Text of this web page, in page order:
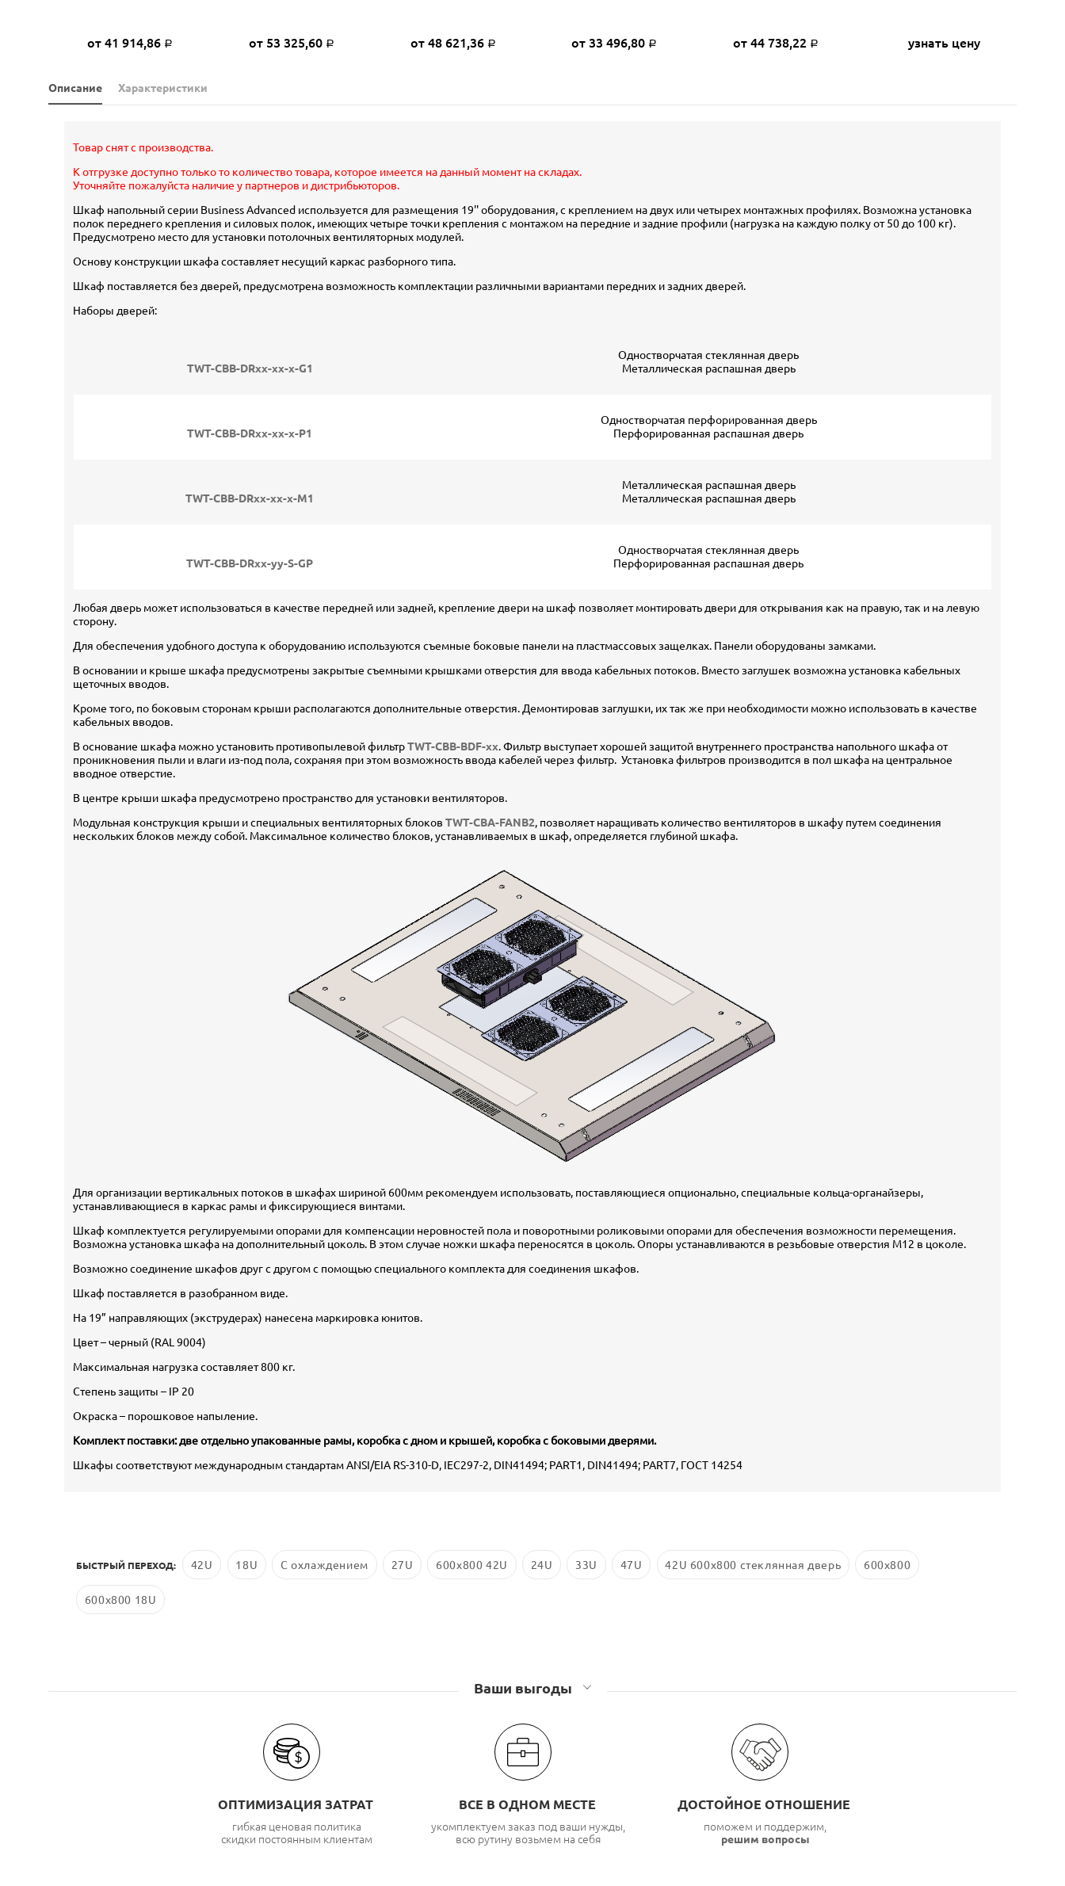
от 41 914,86 Р от 53 325,60 Р от 48 621,36 Р от 33 496,80 Р от 44 738,22 Р узнать цену
Описание Характеристики
Товар снят с производства.
К отгрузке доступно только то количество товара, которое имеется на данный момент на складах.
Уточняйте пожалуйста наличие у партнеров и дистрибьюторов.
Шкаф напольный серии Business Advanced используется для размещения 19'' оборудования, с креплением на двух или четырех монтажных профилях. Возможна установка
полок переднего крепления и силовых полок, имеющих четыре точки крепления с монтажом на передние и задние профили (нагрузка на каждую полку от 50 до 100 кг).
Предусмотрено место для установки потолочных вентиляторных модулей.
Основу конструкции шкафа составляет несущий каркас разборного типа.
Шкаф поставляется без дверей, предусмотрена возможность комплектации различными вариантами передних и задних дверей.
Наборы дверей:
TWT-CBB-DRxx-xx-x-G1
Одностворчатая стеклянная дверь
Металлическая распашная дверь
TWT-CBB-DRxx-xx-x-P1
Одностворчатая перфорированная дверь
Перфорированная распашная дверь
TWT-CBB-DRxx-xx-x-M1
Металлическая распашная дверь
Металлическая распашная дверь
TWT-CBB-DRxx-yy-S-GP
Одностворчатая стеклянная дверь
Перфорированная распашная дверь
Любая дверь может использоваться в качестве передней или задней, крепление двери на шкаф позволяет монтировать двери для открывания как на правую, так и на левую
сторону.
Для обеспечения удобного доступа к оборудованию используются съемные боковые панели на пластмассовых защелках. Панели оборудованы замками.
В основании и крыше шкафа предусмотрены закрытые съемными крышками отверстия для ввода кабельных потоков. Вместо заглушек возможна установка кабельных
щеточных вводов.
Кроме того, по боковым сторонам крыши располагаются дополнительные отверстия. Демонтировав заглушки, их так же при необходимости можно использовать в качестве
кабельных вводов.
В основание шкафа можно установить противопылевой фильтрTWT-CBB-BDF-xx. Фильтр выступает хорошей защитой внутреннего пространства напольного шкафа от
проникновения пыли и влаги из-под пола, сохраняя при этом возможность ввода кабелей через фильтр. Установка фильтров производится в пол шкафа на центральное
вводное отверстие.
В центре крыши шкафа предусмотрено пространство для установки вентиляторов.
Модульная конструкция крыши и специальных вентиляторных блоков TWT-CBA-FANB2, позволяет наращивать количество вентиляторов в шкафу путем соединения
нескольких блоков между собой. Максимальное количество блоков, устанавливаемых в шкаф, определяется глубиной шкафа.
Для организации вертикальных потоков в шкафах шириной 600мм рекомендуем использовать, поставляющиеся опционально, специальные кольца-органайзеры,
устанавливающиеся в каркас рамы и фиксирующиеся винтами.
Шкаф комплектуется регулируемыми опорами для компенсации неровностей пола и поворотными роликовыми опорами для обеспечения возможности перемещения.
Возможна установка шкафа на дополнительный цоколь. В этом случае ножки шкафа переносятся в цоколь. Опоры устанавливаются в резьбовые отверстия М12 в цоколе.
Возможно соединение шкафов друг с другом с помощью специального комплекта для соединения шкафов.
Шкаф поставляется в разобранном виде.
На 19” направляющих (экструдерах) нанесена маркировка юнитов.
Цвет – черный (RAL 9004)
Максимальная нагрузка составляет 800 кг.
Степень защиты – IP 20
Окраска – порошковое напыление.
Комплект поставки: две отдельно упакованные рамы, коробка с дном и крышей, коробка с боковыми дверями.
Шкафы соответствуют международным стандартам ANSI/EIA RS-310-D, IEC297-2, DIN41494; PART1, DIN41494; PART7, ГОСТ 14254
БЫСТРЫЙ ПЕРЕХОД: 42U 18U С охлаждением 27U 600х800 42U 24U 33U 47U 42U 600x800 стеклянная дверь 600x800
600x800 18U
Ваши выгоды
ОПТИМИЗАЦИЯ ЗАТРАТ
гибкая ценовая политика
скидки постоянным клиентам
ВСЕ В ОДНОМ МЕСТЕ
укомплектуем заказ под ваши нужды,
всю рутину возьмем на себя
ДОСТОЙНОЕ ОТНОШЕНИЕ
поможем и поддержим,
решим вопросы